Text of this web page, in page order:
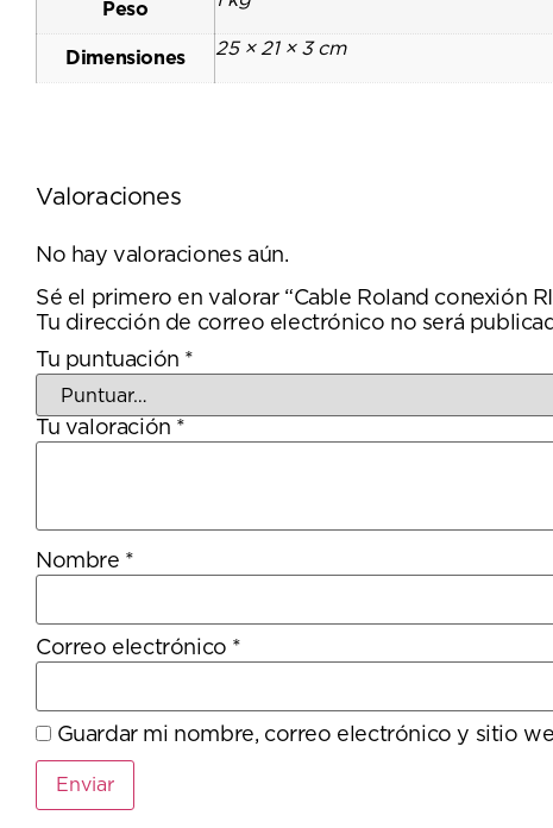
Peso
Dimensiones 25 × 21 × 3 cm
Valoraciones
No hay valoraciones aún.
Sé el primero en valorar “Cable Roland conexión
Tu dirección de correo electrónico no será
Tu puntuación *
Tu valoración *
Nombre *
Correo electrónico *
Guardar mi nombre, correo electrónico y sitio